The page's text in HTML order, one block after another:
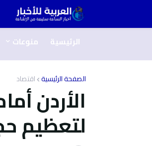
الرئيسية منوعات
الصفحة الرئيسية اقتصاد
الأردن
لتعظيم